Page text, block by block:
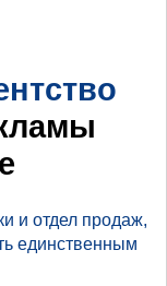
и отдел продаж,
единственным